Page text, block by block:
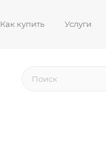
Как купить Услуги